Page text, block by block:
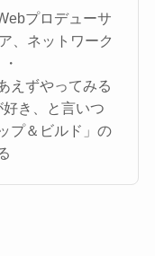
プロデューサ
、ネットワーク
えずやってみる
き、と言いつ
プ＆ビルド」の